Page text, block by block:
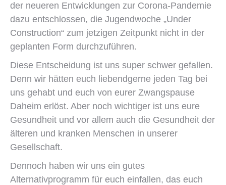
der neueren Entwicklungen zur Corona-Pandemie
dazu entschlossen, die Jugendwoche „Under
Construction“ zum jetzigen Zeitpunkt nicht in der
geplanten Form durchzuführen.
Diese Entscheidung ist uns super schwer gefallen.
Denn wir hätten euch liebendgerne jeden Tag bei
uns gehabt und euch von eurer Zwangspause
Daheim erlöst. Aber noch wichtiger ist uns eure
Gesundheit und vor allem auch die Gesundheit der
älteren und kranken Menschen in unserer
Gesellschaft.
Dennoch haben wir uns ein gutes
Alternativprogramm für euch einfallen, das euch